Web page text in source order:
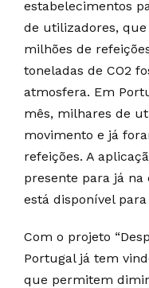
estabelecimentos
de utilizadores,
milhões de
toneladas de CO2
atmosfera. Em
mês, milhares de
movimento e já
refeições. A
presente para já na
está disponível
Com o projeto
Portugal já tem
que permitem